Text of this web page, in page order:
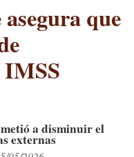
que
IMSS
a disminuir el
externas